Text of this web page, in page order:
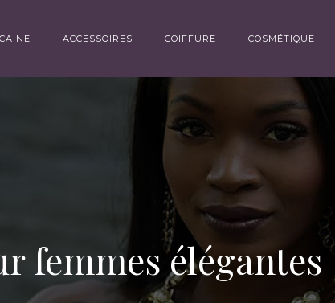
ACCESSOIRES COIFFURE COSMÉTIQUE
femmes élégantes